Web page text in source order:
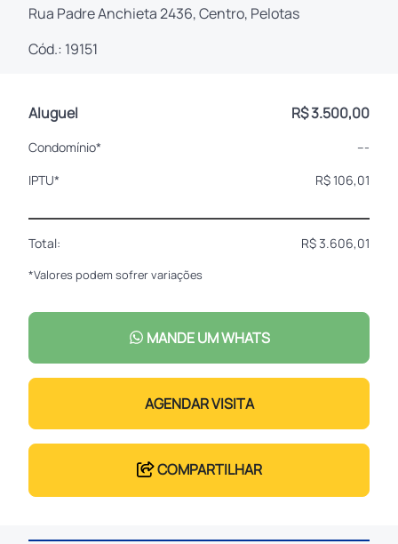
Rua Padre Anchieta 2436, Centro, Pelotas
Cód.: 19151
Aluguel R$ 3.500,00
Condomínio*
---
IPTU*
R$ 106,01
Total: R$ 3.606,01
*Valores podem sofrer variações
MANDE UM WHATS
AGENDAR VISITA
COMPARTILHAR